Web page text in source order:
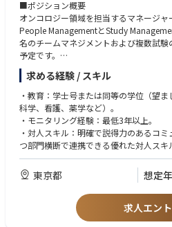
■ポジション概要
オンコロジー領域を担当するマネージャ
People ManagementとStudy
名のチームマネジメントおよび複数試
予定です。
また、開発戦略部門やメディカル部門な
ーとの連携が発生し、グローバルチーム
です。
求める経験 / スキル
・教育：学士号または同等の学位（望ま
科学、看護、薬学など）。
・モニタリング経験：最低3年以上。
・対人スキル：明確で説得力のあるコ
つ部門横断で連携できる優れた対人スキ
・柔軟性：変化する要件に柔軟に対応
ーシップを構築・活用できる。
・チームプレーヤー：積極的で前向き
・計画・組織力：強い計画力および組織
・領域・フェーズ経験：複数の治療領
東京都 想定
求人エン